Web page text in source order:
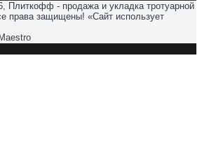
Плиткофф - продажа и укладка тротуарной
права защищены! «Сайт использует